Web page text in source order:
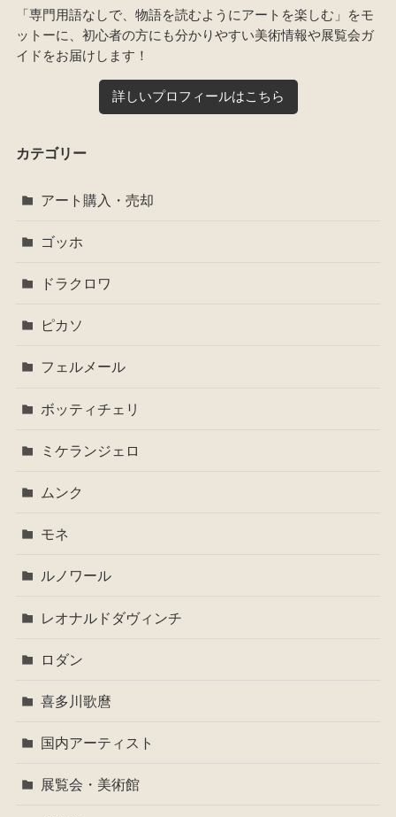
「専門用語なしで、物語を読むようにアートを楽しむ」をモ
ットーに、初心者の方にも分かりやすい美術情報や展覧会ガ
イドをお届けします！
詳しいプロフィールはこちら
カテゴリー
アート購入・売却
ゴッホ
ドラクロワ
ピカソ
フェルメール
ボッティチェリ
ミケランジェロ
ムンク
モネ
ルノワール
レオナルドダヴィンチ
ロダン
喜多川歌麿
国内アーティスト
展覧会・美術館